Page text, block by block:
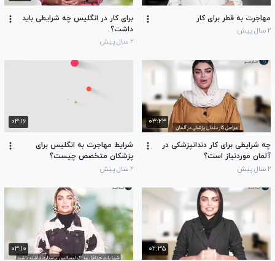
مهاجرت به قطر برای کار
۲ سال پیش
برای کار در انگلیس چه شرایطی باید
داشت؟
۲ سال پیش
۰۳:۲۳
چه شرایطی برای کار دندانپزشکی در
آلمان موردنیاز است؟
۲ سال پیش
۰۳:۱۶
شرایط مهاجرت به انگلیس برای
پزشکان متخصص چیست؟
۲ سال پیش
۰۲:۳۵ ۰۳:۱۰